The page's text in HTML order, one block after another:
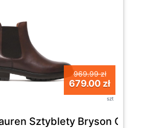
969.99 zł
679.00 zł
szt
Sztyblety Bryson